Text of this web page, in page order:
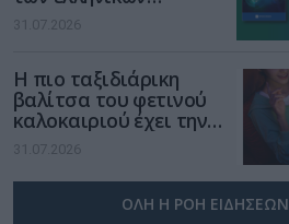
επιχειρήσεων στον
χώρο της άμυνας
31.07.2026
Η πιο ταξιδιάρικη
βαλίτσα του φετινού
καλοκαιριού έχει την
υπογραφή της Xiaomi
31.07.2026
ΟΛΗ Η ΡΟΗ ΕΙΔΗΣΕΩΝ